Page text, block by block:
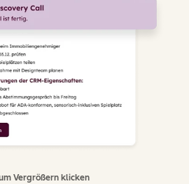
Vergrößern klicken